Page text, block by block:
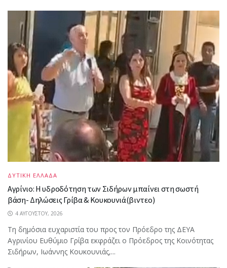
ΔΥΤΙΚΗ ΕΛΛΑΔΑ
Αγρίνιο: Η υδροδότηση των Σιδήρων μπαίνει στη σωστή
βάση- Δηλώσεις Γρίβα & Κουκουνιά(βιντεο)
4 ΑΥΓΟΎΣΤΟΥ, 2026
Τη δημόσια ευχαριστία του προς τον Πρόεδρο της ΔΕΥΑ
Αγρινίου Ευθύμιο Γρίβα εκφράζει ο Πρόεδρος της Κοινότητας
Σιδήρων, Ιωάννης Κουκουνιάς,...